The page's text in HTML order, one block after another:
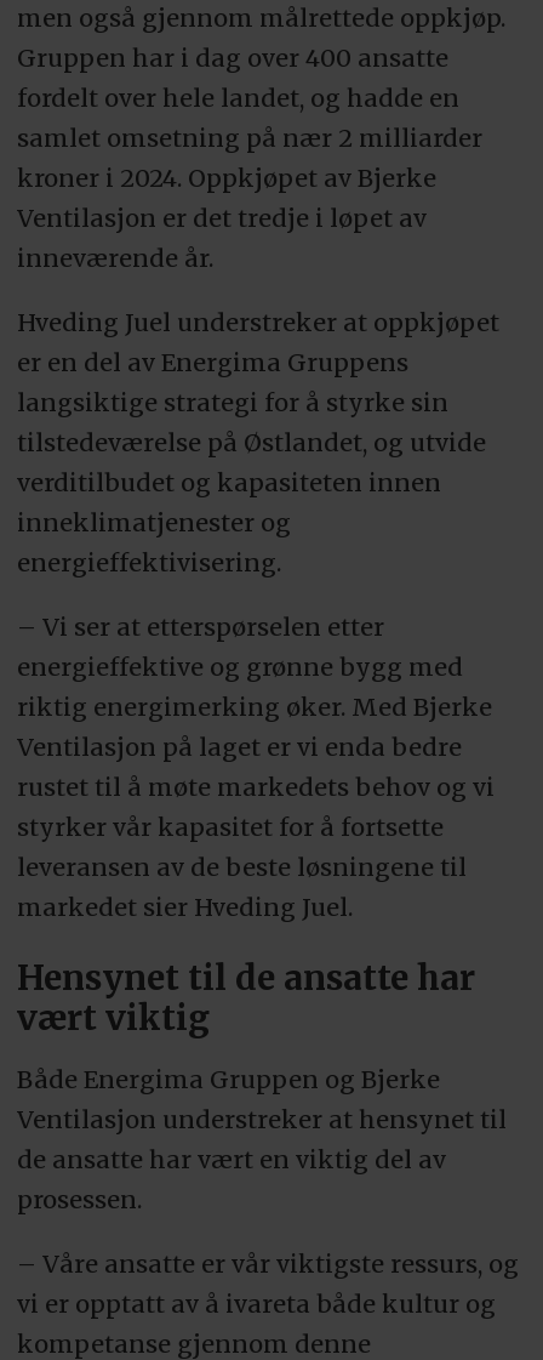
men også gjennom målrettede oppkjøp.
Gruppen har i dag over 400 ansatte
fordelt over hele landet, og hadde en
samlet omsetning på nær 2 milliarder
kroner i 2024. Oppkjøpet av Bjerke
Ventilasjon er det tredje i løpet av
inneværende år.
Hveding Juel understreker at oppkjøpet
er en del av Energima Gruppens
langsiktige strategi for å styrke sin
tilstedeværelse på Østlandet, og utvide
verditilbudet og kapasiteten innen
inneklimatjenester og
energieffektivisering.
– Vi ser at etterspørselen etter
energieffektive og grønne bygg med
riktig energimerking øker. Med Bjerke
Ventilasjon på laget er vi enda bedre
rustet til å møte markedets behov og vi
styrker vår kapasitet for å fortsette
leveransen av de beste løsningene til
markedet sier Hveding Juel.
Hensynet til de ansatte har
vært viktig
Både Energima Gruppen og Bjerke
Ventilasjon understreker at hensynet til
de ansatte har vært en viktig del av
prosessen.
– Våre ansatte er vår viktigste ressurs, og
vi er opptatt av å ivareta både kultur og
kompetanse gjennom denne